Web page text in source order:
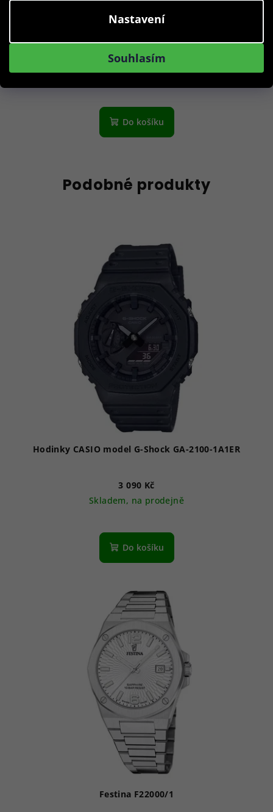
Nastavení
Souhlasím
Pouzdro na 3 ks hodinek - B
1 490 Kč
Skladem
Do košíku
Podobné produkty
Hodinky CASIO model G-Shock GA-2100-1A1ER
3 090 Kč
Skladem, na prodejně
Do košíku
Festina F22000/1